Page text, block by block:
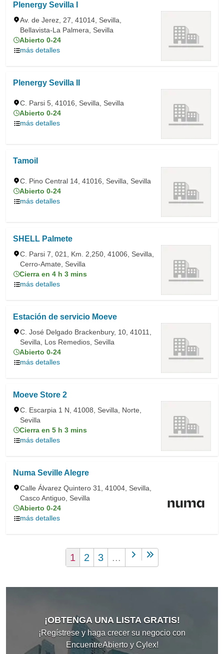
Plenergy Sevilla I
Av. de Jerez, 27, 41014, Sevilla,
Bellavista-La Palmera, Sevilla
Abierto 0-24
más detalles
Plenergy Sevilla II
C. Parsi 5, 41016, Sevilla, Sevilla
Abierto 0-24
más detalles
Tamoil
C. Pino Central 14, 41016, Sevilla, Sevilla
Abierto 0-24
más detalles
SHELL Palmete
C. Parsi 7, 021, Km. 2,250, 41006, Sevilla,
Cerro-Amate, Sevilla
Cierra en 4 h 3 mins
más detalles
Estación de servicio Moeve
C. José Delgado Brackenbury, 10, 41011,
Sevilla, Los Remedios, Sevilla
Abierto 0-24
más detalles
Moeve Store 2
C. Escarpia 1 N, 41008, Sevilla, Norte,
Sevilla
Cierra en 5 h 3 mins
más detalles
Numa Seville Alegre
Calle Álvarez Quintero 31, 41004, Sevilla,
Casco Antiguo, Sevilla
Abierto 0-24
más detalles
1 2 3 ...
¡OBTENGA UNA LISTA GRATIS!
¡Regístrese y haga crecer su negocio con
EncuentreAbierto y Cylex!